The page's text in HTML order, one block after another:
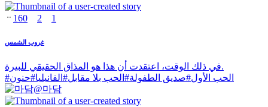
160 2 1
غروب الشمس
في ذلك الوقت، اعتقدت أن هذا هو المذاق الحقيقي للبيرة.
#
الحب الأول#صديق الطفولة# الحب بلا مقابل# الفانيليا#حنون
@마담